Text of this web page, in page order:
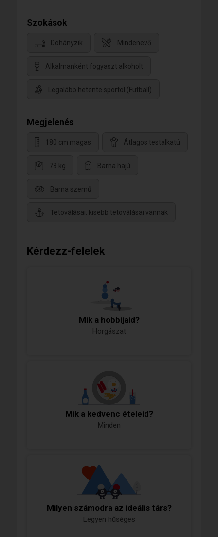
Szokások
Dohányzik Mindenevő
Alkalmanként fogyaszt alkoholt
Legalább hetente sportol (Futball)
Megjelenés
180 cm magas Átlagos testalkatú
73 kg Barna hajú
Barna szemű
Tetoválásai: kisebb tetoválásai vannak
Kérdezz-felelek
Mik a hobbijaid?
Horgászat
Mik a kedvenc ételeid?
Minden
Milyen számodra az ideális társ?
Legyen hűséges